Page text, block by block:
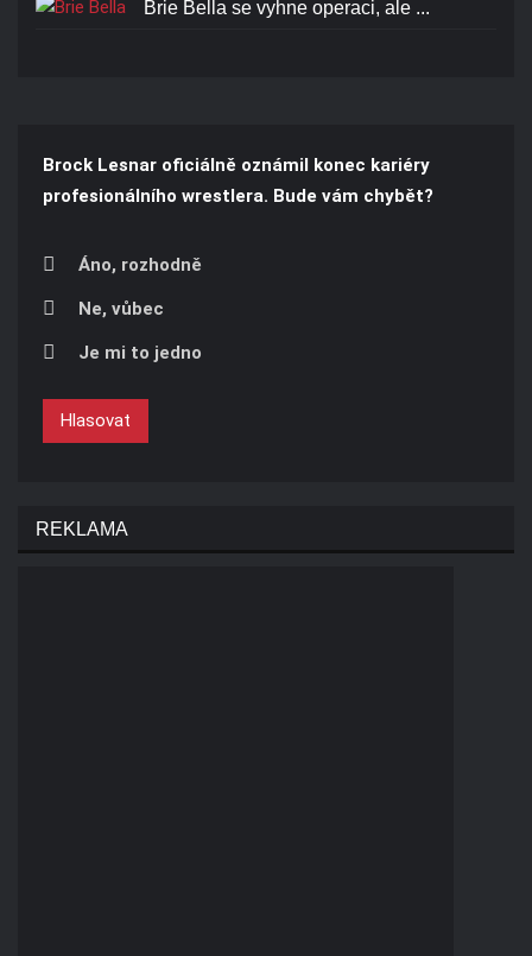
Brie Bella se vyhne operaci, ale ...
Brock Lesnar oficiálně oznámil konec kariéry
profesionálního wrestlera. Bude vám chybět?
Áno, rozhodně
Ne, vůbec
Je mi to jedno
Hlasovat
REKLAMA